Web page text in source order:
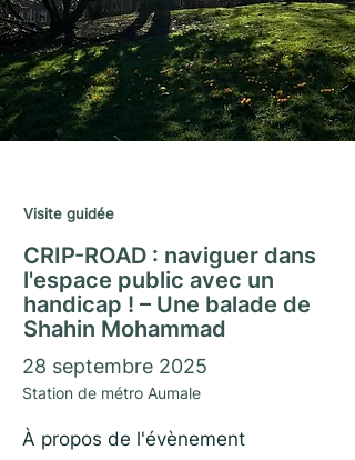
Visite guidée
CRIP-ROAD : naviguer dans
l'espace public avec un
handicap ! – Une balade de
Shahin Mohammad
28 septembre 2025
Station de métro Aumale
À propos de l'évènement